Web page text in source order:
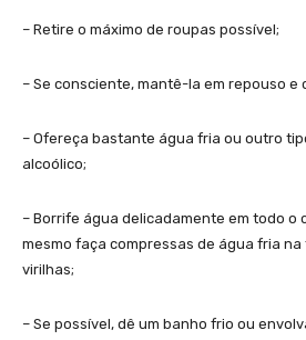
– Retire o máximo de roupas possível;
– Se consciente, mantê-la em repouso e
– Ofereça bastante água fria ou outro
alcoólico;
– Borrife água delicadamente em todo o
mesmo faça compressas de água fria
virilhas;
– Se possível, dê um banho frio ou